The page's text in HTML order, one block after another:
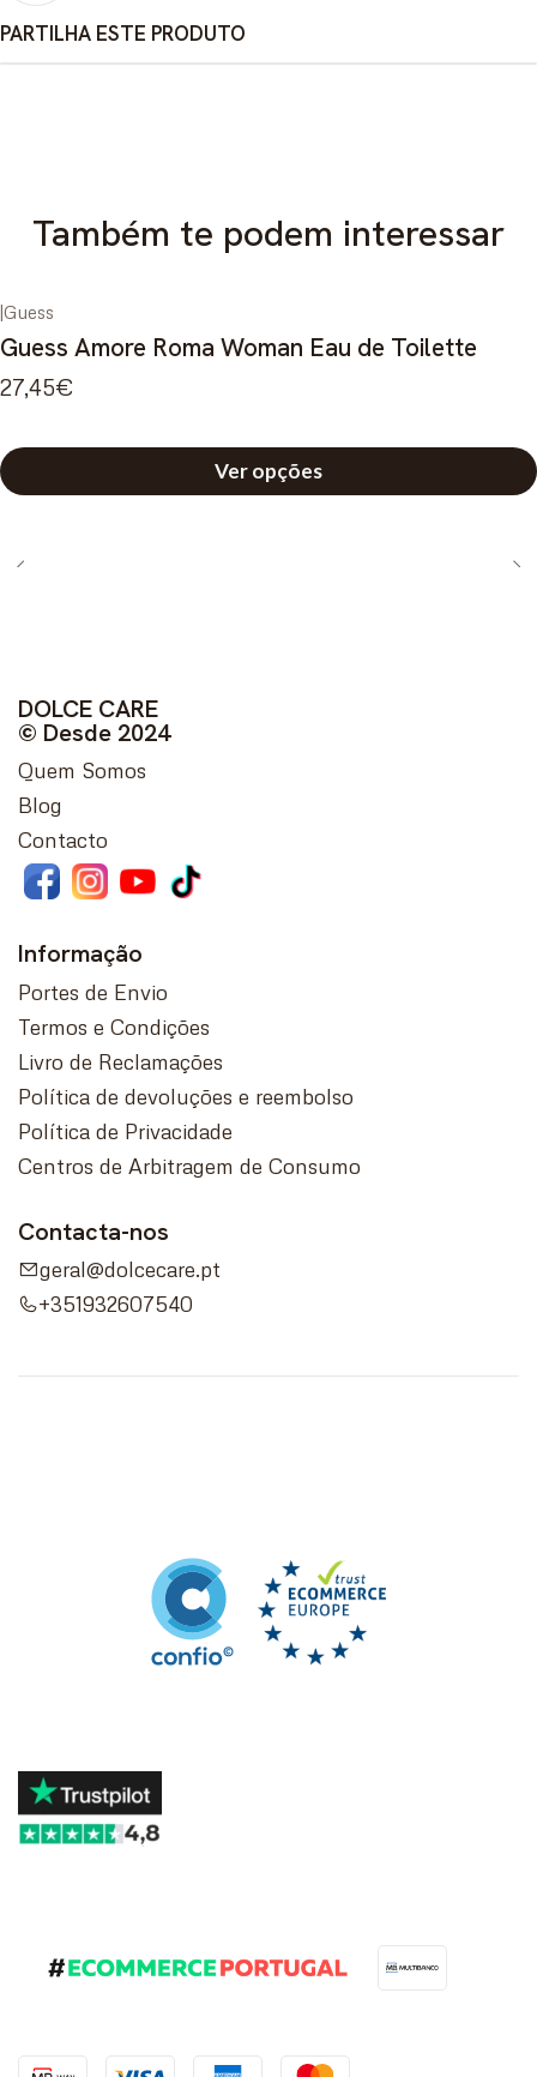
PARTILHA ESTE PRODUTO
Também te podem interessar
|Guess
Guess Amore Roma Woman Eau de Toilette
27,45€
Ver opções
DOLCE CARE
© Desde 2024
Quem Somos
Blog
Contacto
Informação
Portes de Envio
Termos e Condições
Livro de Reclamações
Política de devoluções e reembolso
Política de Privacidade
Centros de Arbitragem de Consumo
Contacta-nos
geral@dolcecare.pt
+351932607540